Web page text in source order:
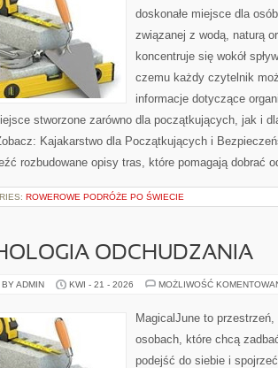
doskonałe miejsce dla
związanej z wodą, naturą
koncentruje się wokół
czemu każdy czytelnik
informacje dotyczące
stworzone zarówno dla początkujących, jak i
Kajakarstwo dla Początkujących i
rozbudowane opisy tras, które pomagają dobrać
ROWEROWE PODRÓŻE PO ŚWIECIE
ODCHUDZANIA
ADMIN KWI - 21 - 2026 MOŻLIWOŚĆ
MagicalJune to
osobach, które chcą
podejść do siebie i